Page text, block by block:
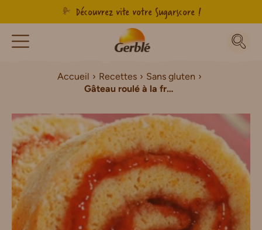
Découvrez vite votre Sugarscore !
Accueil Recettes
Sans gluten
Gâteau roulé à la fraise Sans Gluten